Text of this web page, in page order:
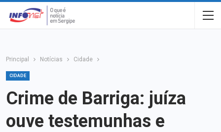
Principal Notícias Cidade
CIDADE
Crime de Barriga: juíza
ouve testemunhas e